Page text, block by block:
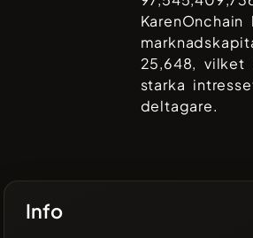
KarenOnchain
25,648, vilket
starka
deltagare.
Info